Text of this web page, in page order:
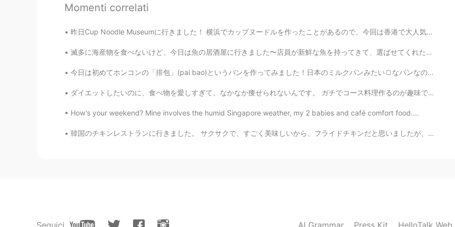
Momenti correlati
昨日Cup Noodle Museumに行きました！ 横浜でカップヌードルを作ったことがあるので、今回は香港で大人気の出前一丁を作ってみました。初めて小麦粉からインスタントラーメンの生地を作った...
滅多に海産物を食べないけど、今日は魚の居酒屋に行きました〜店員が新鮮な魚を持ってきて、選ばせてくれた！焼きたての魚がふわふわで美味しかった！ホテルもでかいし、新鮮だから、甘かった！でもやっぱりだ...
今日は初めてホンコンの「排包」(pai bao)というパンを作ってみました！日本のミルクパンみたい🍞なパンなのかな？ 形は全然整えられなかったね😂 ふわふわの食感も足りない…発酵はうまくできなか...
ダイエットしたいのに、食べ物を愛しすぎて、なかなか痩せられないんです。 ガチでコース料理作るのが趣味で、汗かくし、顔もめちゃくちゃ油っぽくなって、女の子の趣味としてやっぱりあんまりかわいくないで...
How’s your weekend? Mine involves the humid Singapore weather, my 2 babies and café comfort food....
韓国のチキンレストランに行きました。 サクサクで、すごく美味しいから、フライドチキンだと思いましたが、まさか特殊な焼き方で作ったベイクドチキンでした！揚げるのより全然ヘルシーですね！おでん🍢みた...
Seguici AI Grammar Press Kit HelloTalk Web